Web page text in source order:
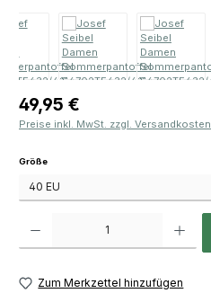
Regulärer Preis:
49,95 €
Preise inkl. MwSt. zzgl. Versandkosten
Größeauswählen
Zum Merkzettel hinzufügen